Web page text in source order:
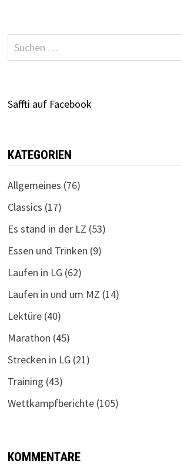
Suchen
nach:
Saffti auf Facebook
KATEGORIEN
Allgemeines (76)
Classics (17)
Es stand in der LZ (53)
Essen und Trinken (9)
Laufen in LG (62)
Laufen in und um MZ (14)
Lektüre(40)
Marathon (45)
Strecken in LG (21)
Training (43)
Wettkampfberichte(105)
KOMMENTARE